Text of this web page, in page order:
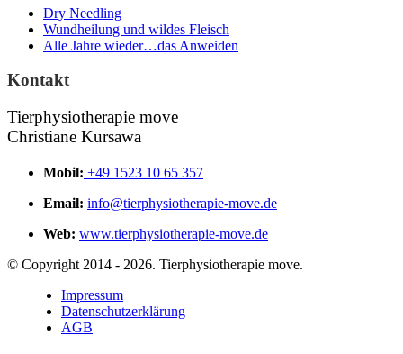
Dry Needling
Wundheilung und wildes Fleisch
Alle Jahre wieder…das Anweiden
Kontakt
Tierphysiotherapie move
Christiane Kursawa
Mobil: +49 1523 10 65 357
Email: info@tierphysiotherapie-move.de
Web: www.tierphysiotherapie-move.de
© Copyright 2014 - 2026. Tierphysiotherapie move.
Impressum
Datenschutzerklärung
AGB